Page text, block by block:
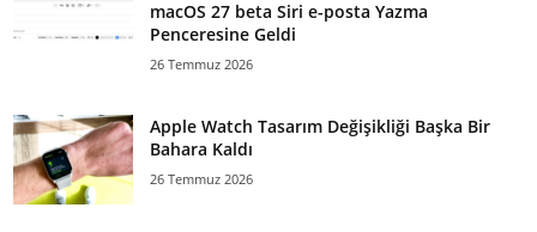
macOS 27 beta Siri e-posta Yazma
Penceresine Geldi
26 Temmuz 2026
Apple Watch Tasarım Değişikliği Başka Bir
Bahara Kaldı
26 Temmuz 2026